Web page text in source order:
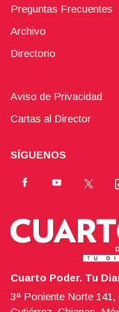
Preguntas Frecuentes
Archivo
Directorio
Aviso de Privacidad
Cartas al Director
SÍGUENOS
Cuarto Poder. Tu
3ª Poniente Norte